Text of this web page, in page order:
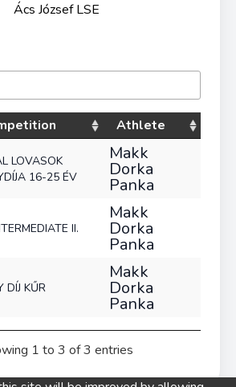
Ács József LSE
Athlete
LOVASOK
16-25 ÉV
Makk
Dorka
Panka
II.
Makk
Dorka
Panka
DÍJ KŰR
Makk
Dorka
Panka
1 to 3 of 3 entries